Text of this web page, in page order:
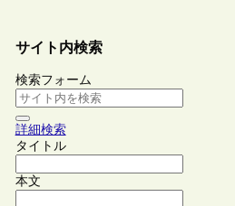
サイト内検索
検索フォーム
詳細検索
タイトル
本文